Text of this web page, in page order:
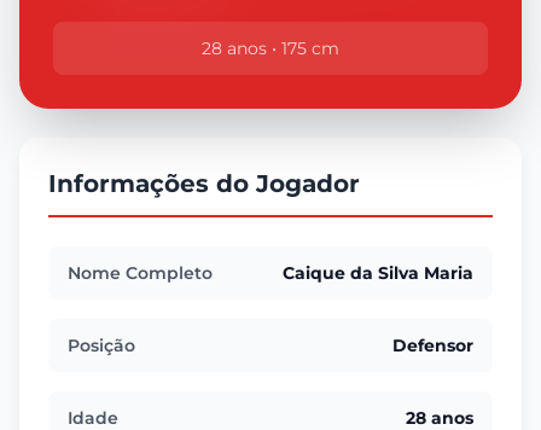
28 anos • 175 cm
Informações do Jogador
Nome Completo Caique da Silva Maria
Posição Defensor
Idade 28 anos